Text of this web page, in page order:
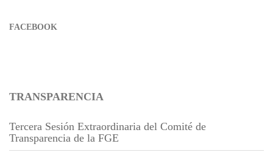
FACEBOOK
TRANSPARENCIA
Tercera Sesión Extraordinaria del Comité de
Transparencia de la FGE